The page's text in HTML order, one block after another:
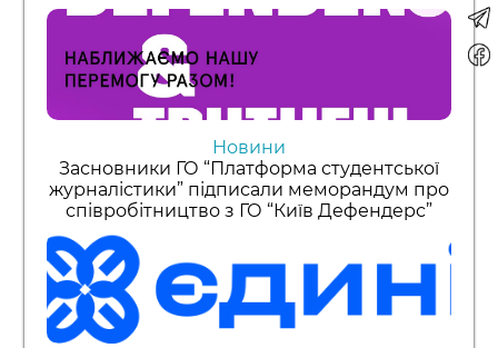
Новини
Засновники ГО “Платформа студентської
журналістики” підписали меморандум про
співробітництво з ГО “Київ Дефендерс”